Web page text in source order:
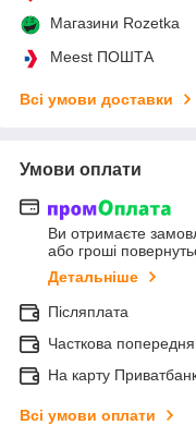
Магазини Rozetka
Meest ПОШТА
Всі умови доставки
Умови оплати
Ви отримаєте
або гроші
Детальніше
Післяплата
Часткова
На карту
Всі умови оплати